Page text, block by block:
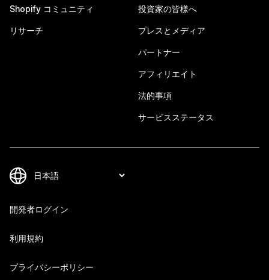
Shopify コミュニティ
リサーチ
投資家の皆様へ
プレスとメディア
パートナー
アフィリエイト
法的事項
サービスステータス
開発者ログイン
利用規約
プライバシーポリシー